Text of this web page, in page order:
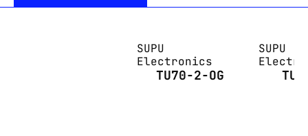
SUPU
Electronics
TU70-2-OG
SUPU